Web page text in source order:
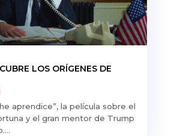
LOS ORÍGENES DE
aprendice”, la película sobre el
y el gran mentor de Trump